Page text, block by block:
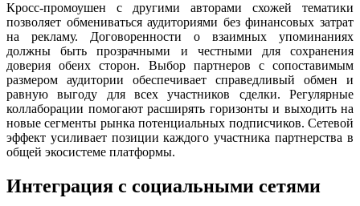
Кросс-промоушен с другими авторами схожей тематики
позволяет обмениваться аудиториями без финансовых затрат
на рекламу. Договоренности о взаимных упоминаниях
должны быть прозрачными и честными для сохранения
доверия обеих сторон. Выбор партнеров с сопоставимым
размером аудитории обеспечивает справедливый обмен и
равную выгоду для всех участников сделки. Регулярные
коллаборации помогают расширять горизонты и выходить на
новые сегменты рынка потенциальных подписчиков. Сетевой
эффект усиливает позиции каждого участника партнерства в
общей экосистеме платформы.
Интеграция с социальными сетями